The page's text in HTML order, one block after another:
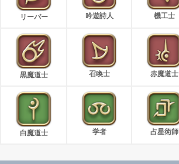
リーパー 吟遊詩人 機工士
黒魔道士 召喚士 赤魔道士
白魔道士 学者 占星術師